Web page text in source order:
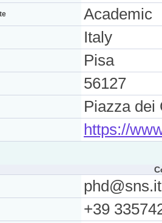
Academic
Italy
Pisa
56127
Piazza dei
https://
phd@sns.it
+39